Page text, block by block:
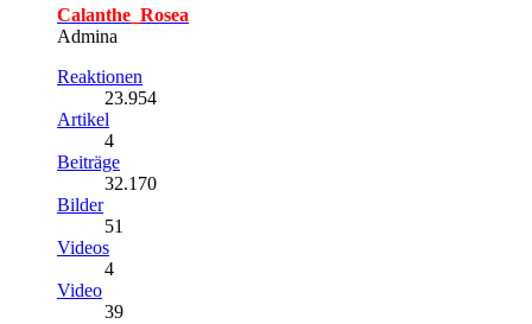
Calanthe_Rosea
Admina
Reaktionen
23.954
Artikel
4
Beiträge
32.170
Bilder
51
Videos
4
Video
39